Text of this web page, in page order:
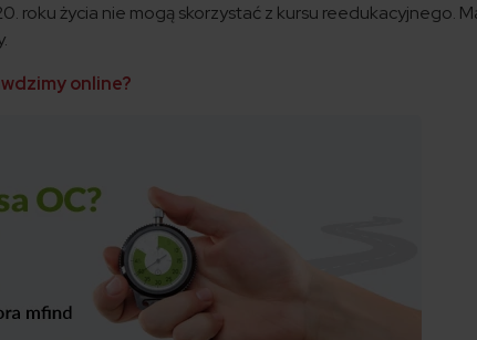
roku życia nie mogą skorzystać z kursu reedukacyjnego.
online?